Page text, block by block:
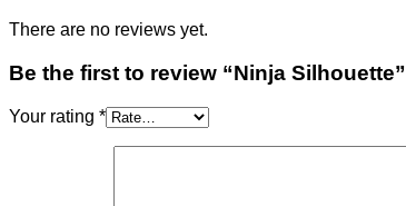
There are no reviews yet.
Be the first to review “Ninja Silhouette”
Your rating *